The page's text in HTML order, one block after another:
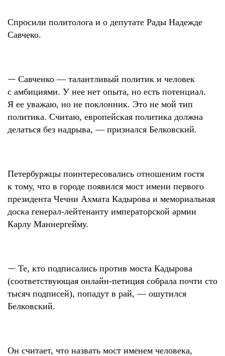
Спросили политолога и о депутате Рады Надежде
Савчеко.
— Савченко — талантливый политик и человек
с амбициями. У нее нет опыта, но есть потенциал.
Я ее уважаю, но не поклонник. Это не мой тип
политика. Считаю, европейская политика должна
делаться без надрыва, — признался Белковский.
Петербуржцы поинтересовались отношеним гостя
к тому, что в городе появился мост имени первого
президента Чечни Ахмата Кадырова и мемориальная
доска генерал-лейтенанту императорской армии
Карлу Маннергейму.
— Те, кто подписались против моста Кадырова
(соответствующая онлайн-петиция собрала почти сто
тысяч подписей), попадут в рай, — ошутился
Белковский.
Он считает, что назвать мост именем человека,